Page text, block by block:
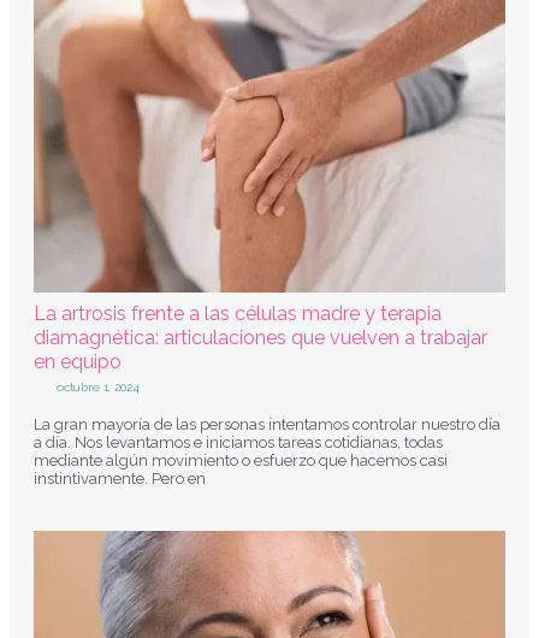
La artrosis frente a las células madre y terapia
diamagnética: articulaciones que vuelven a trabajar
en equipo
octubre 1, 2024
La gran mayoría de las personas intentamos controlar nuestro día
a día. Nos levantamos e iniciamos tareas cotidianas, todas
mediante algún movimiento o esfuerzo que hacemos casi
instintivamente. Pero en